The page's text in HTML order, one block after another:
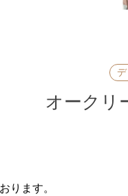
オークリ
ります。